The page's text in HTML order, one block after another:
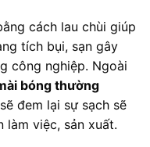
cách lau chùi giúp
tích bụi, sạn gây
công nghiệp. Ngoài
bóng thường
đem lại sự sạch sẽ
làm việc, sản xuất.